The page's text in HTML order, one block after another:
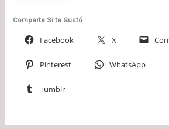
Comparte Si te Gustó
Facebook X
Pinterest WhatsApp
Tumblr